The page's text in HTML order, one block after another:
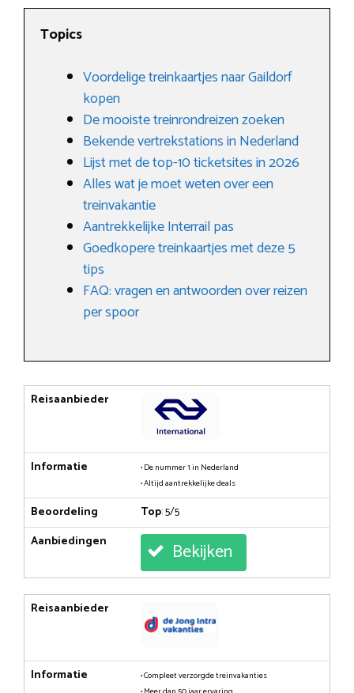
Topics
Voordelige treinkaartjes naar Gaildorf
kopen
De mooiste treinrondreizen zoeken
Bekende vertrekstations in Nederland
Lijst met de top-10 ticketsites in 2026
Alles wat je moet weten over een
treinvakantie
Aantrekkelijke Interrail pas
Goedkopere treinkaartjes met deze 5
tips
FAQ: vragen en antwoorden over reizen
per spoor
Reisaanbieder
Informatie
• De nummer 1 in Nederland
• Altijd aantrekkelijke deals
Beoordeling Top: 5/5
Aanbiedingen
Bekijken
Reisaanbieder
Informatie
• Compleet verzorgde treinvakanties